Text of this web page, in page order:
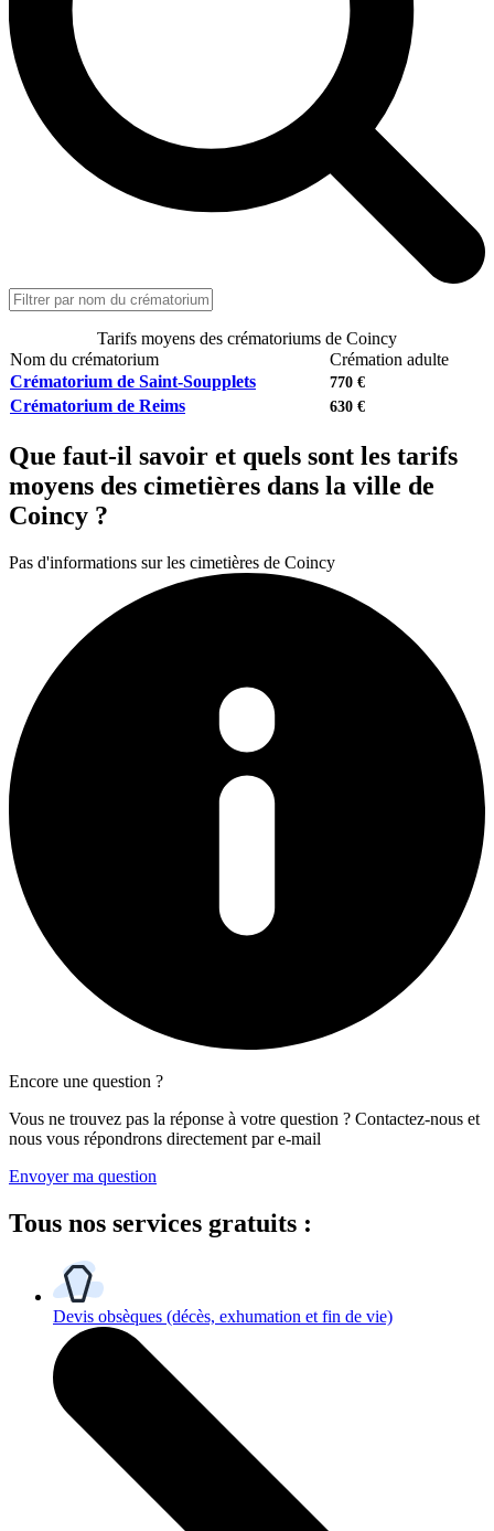
Tarifs moyens des crématoriums de Coincy
Nom du crématorium
Crémation adulte
Crématorium de Saint-Soupplets
770 €
Crématorium de Reims 630 €
Que faut-il savoir et quels sont les tarifs
moyens des cimetières dans la ville de
Coincy ?
Pas d'informations sur les cimetières de Coincy
Encore une question ?
Vous ne trouvez pas la réponse à votre question ? Contactez-nous et
nous vous répondrons directement par e-mail
Envoyer ma question
Tous nos services gratuits :
Devis obsèques (décès, exhumation et fin de vie)